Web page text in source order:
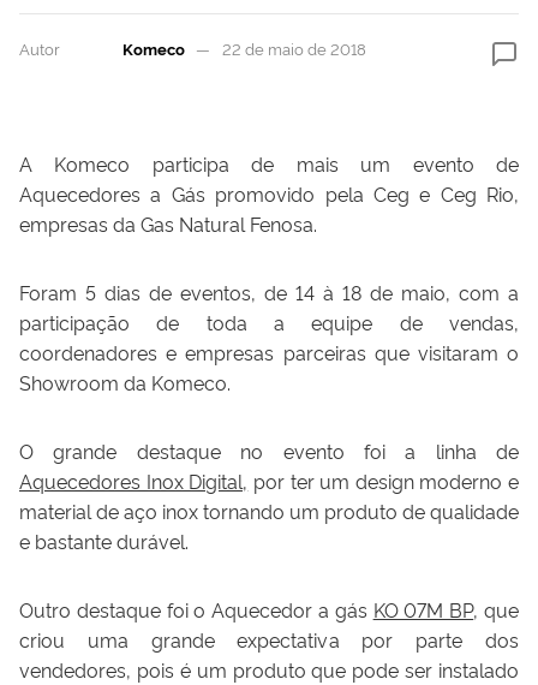
Autor Komeco 22 de maio de 2018
A Komeco participa de mais um evento de
Aquecedores a Gás promovido pela Ceg e Ceg Rio,
empresas da Gas Natural Fenosa.
Foram 5 dias de eventos, de 14 à 18 de maio, com a
participação de toda a equipe de vendas,
coordenadores e empresas parceiras que visitaram o
Showroom da Komeco.
O grande destaque no evento foi a linha de
Aquecedores Inox Digital, por ter um design moderno e
material de aço inox tornando um produto de qualidade
e bastante durável.
Outro destaque foi o Aquecedor a gás KO 07M BP, que
criou uma grande expectativa por parte dos
vendedores, pois é um produto que pode ser instalado